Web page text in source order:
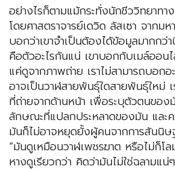
อย่างไรก็ตามแม้กระทั่งนักชีววิทยาทา
โดยศาสตราจารย์เดวิด ลัสเซา จากม
บอกว่าเขาจำเป็นต้องได้ข้อมูลมากก
คือตัวอะไรกันแน่ เขาบอกกับเมล์ออนไ
แค่ดูจากภาพถ่าย เราไม่สามารถบอกอ
อาจเป็นวาฬสายพันธุ์ใดสายพันธุ์ใหม่
ที่ถ่ายจากด้านหน้า เพื่อระบุตัวตนของ
ลักษณะที่แปลกประหลาดของมัน และ
มันก็ไม่อาจหยุดยั้งผู้คนจากการสันนิษ
“มันดูเหมือนวาฬเพชรฆาต หรือไม่ก็โ
หางดูเรียวกว่า คิดว่ามันไม่ใช่ฉลามแ